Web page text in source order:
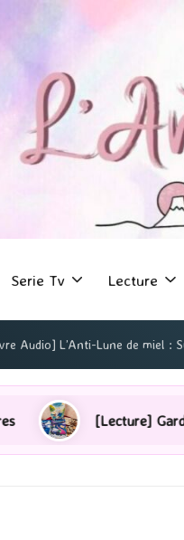
Serie Tv Lecture
Audio] L’Anti-Lune de miel :
des cités perdues